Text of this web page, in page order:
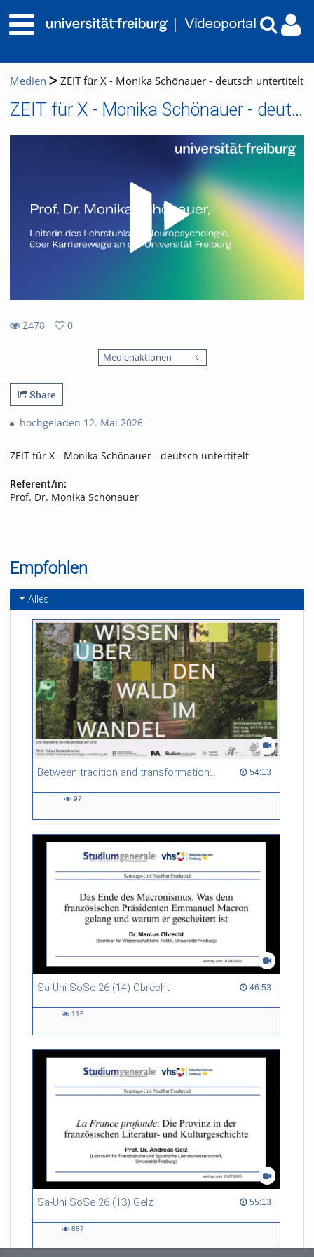
Medien ZEIT für X - Monika Schönauer - deutsch untertitelt
ZEIT für X - Monika Schönauer - deutsch untertitelt
2478
0
Medienaktionen
Share
hochgeladen 12. Mai 2026
ZEIT für X - Monika Schönauer - deutsch untertitelt
Referent/in:
Prof. Dr. Monika Schönauer
Empfohlen
Alles
Between tradition and transformation: how owners, advisers and institutions co-create knowledge for resilient forests in Europe 54:13
54:13 duration
97
Sa-Uni SoSe 26 (14) Obrecht 46:53
46:53 duration
115
Sa-Uni SoSe 26 (13) Gelz 55:13
55:13 duration
887